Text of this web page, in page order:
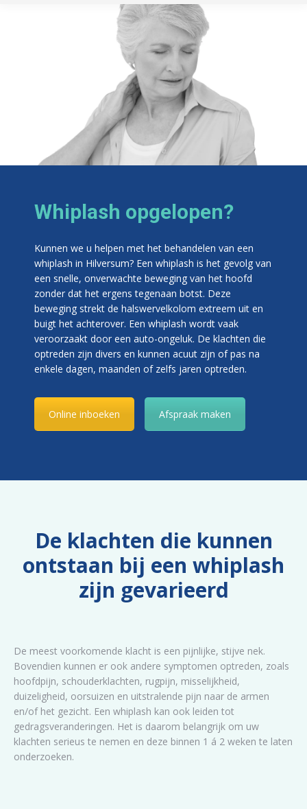
Whiplash opgelopen?
Kunnen we u helpen met het behandelen van een
whiplash in Hilversum? Een whiplash is het gevolg van
een snelle, onverwachte beweging van het hoofd
zonder dat het ergens tegenaan botst. Deze
beweging strekt de halswervelkolom extreem uit en
buigt het achterover. Een whiplash wordt vaak
veroorzaakt door een auto-ongeluk. De klachten die
optreden zijn divers en kunnen acuut zijn of pas na
enkele dagen, maanden of zelfs jaren optreden.
Online inboeken Afspraak maken
De klachten die kunnen
ontstaan bij een whiplash
zijn gevarieerd
De meest voorkomende klacht is een pijnlijke, stijve nek.
Bovendien kunnen er ook andere symptomen optreden, zoals
hoofdpijn, schouderklachten, rugpijn, misselijkheid,
duizeligheid, oorsuizen en uitstralende pijn naar de armen
en/of het gezicht. Een whiplash kan ook leiden tot
gedragsveranderingen. Het is daarom belangrijk om uw
klachten serieus te nemen en deze binnen 1 á 2 weken te laten
onderzoeken.